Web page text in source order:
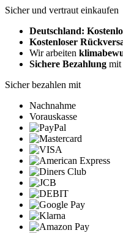
Sicher und vertraut einkaufen
Deutschland:
Kostenloser
Wir arbeiten
Sichere Bezahlung mit
Sicher bezahlen mit
Nachnahme
Vorauskasse